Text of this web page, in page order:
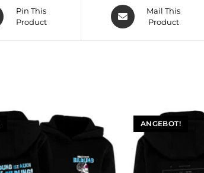
Pin This
Product
Mail This
Product
ANGEBOT!